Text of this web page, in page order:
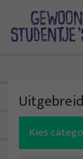
Search
for: